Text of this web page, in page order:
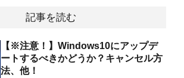
記事を読む
【※注意！】Windows10にアップデ
ートするべきかどうか？キャンセル方
法、他！